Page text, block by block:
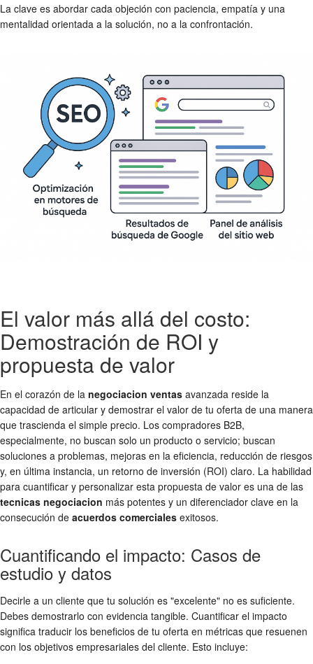
La clave es abordar cada objeción con paciencia, empatía y una
mentalidad orientada a la solución, no a la confrontación.
El valor más allá del costo:
Demostración de ROI y
propuesta de valor
En el corazón de la negociacion ventas avanzada reside la
capacidad de articular y demostrar el valor de tu oferta de una manera
que trascienda el simple precio. Los compradores B2B,
especialmente, no buscan solo un producto o servicio; buscan
soluciones a problemas, mejoras en la eficiencia, reducción de riesgos
y, en última instancia, un retorno de inversión (ROI) claro. La habilidad
para cuantificar y personalizar esta propuesta de valor es una de las
tecnicas negociacion más potentes y un diferenciador clave en la
consecución de acuerdos comerciales exitosos.
Cuantificando el impacto: Casos de
estudio y datos
Decirle a un cliente que tu solución es "excelente" no es suficiente.
Debes demostrarlo con evidencia tangible. Cuantificar el impacto
significa traducir los beneficios de tu oferta en métricas que resuenen
con los objetivos empresariales del cliente. Esto incluye: